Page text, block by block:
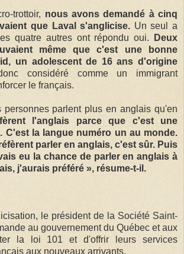
trottoir, nous avons demandé à cinq
que Laval s'anglicise. Un seul a
quatre autres ont répondu oui.
Deux
même que c'est une bonne
un adolescent de 16 ans d'origine
considéré comme un immigrant
le français.
personnes parlent plus en anglais qu'en
l'anglais parce que c'est une
C'est la langue numéro un au monde.
parler en anglais, c'est sûr. Puis
eu la chance de parler en anglais à
j'aurais préféré », résume-t-il.
le président de la Société Saint-
au gouvernement du Québec et aux
la loi 101 et d'offrir leurs services
aux nouveaux arrivants.